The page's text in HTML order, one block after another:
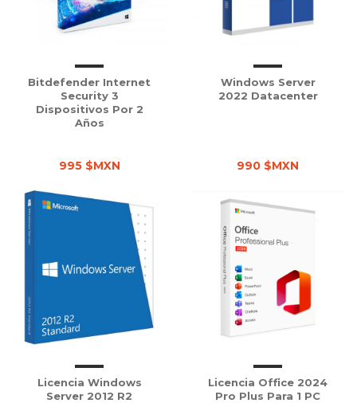
Bitdefender Internet
Security 3
Dispositivos Por 2
Años
995 $MXN
Windows Server
2022 Datacenter
990 $MXN
Licencia Windows
Server 2012 R2
Licencia Office 2024
Pro Plus Para 1 PC